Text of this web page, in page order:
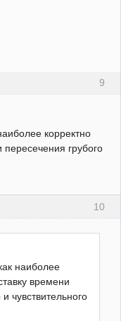
9
корректно
пересечения грубого
10
наиболее
времени
чувствительного